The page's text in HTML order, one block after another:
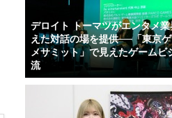
デロイト トーマツがエンタメ
えた対話の場を提供──「東京
メサミット」で見えたゲームビ
流